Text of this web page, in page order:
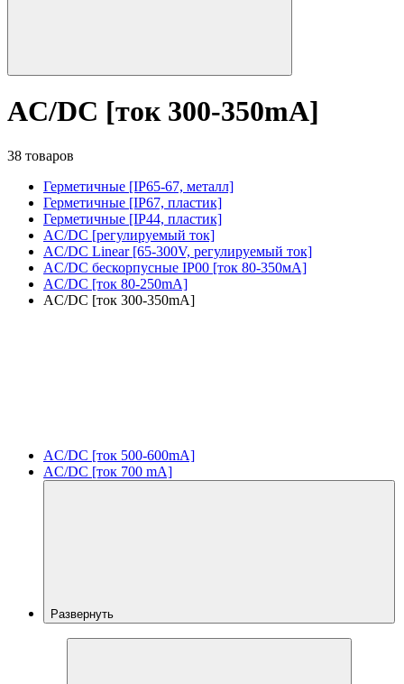
AC/DC [ток 300-350mA]
38 товаров
Герметичные [IP65-67, металл]
Герметичные [IP67, пластик]
Герметичные [IP44, пластик]
AC/DC [регулируемый ток]
AC/DC Linear [65-300V, регулируемый ток]
AC/DC бескорпусные IP00 [ток 80-350мА]
AC/DC [ток 80-250mA]
AC/DC [ток 300-350mA]
AC/DC [ток 500-600mA]
AC/DC [ток 700 mA]
Развернуть